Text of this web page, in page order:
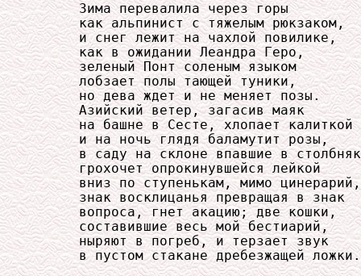
     Зима перевалила через горы
     как альпинист с тяжелым рюкзаком,
     и снег лежит на чахлой повилике,
     как в ожидании Леандра Геро,
     зеленый Понт соленым языком
     лобзает полы тающей туники,
     но дева ждет и не меняет позы.
     Азийский ветер, загасив маяк
     на башне в Сесте, хлопает калиткой
     и на ночь глядя баламутит розы,
в саду на склоне впавшие в
     грохочет опрокинувшейся лейкой
     вниз по ступенькам, мимо цинерарий,
     знак восклицанья превращая в знак
     вопроса, гнет акацию; две кошки,
     составившие весь мой бестиарий,
     ныряют в погреб, и терзает звук
     в пустом стакане дребезжащей ложки.